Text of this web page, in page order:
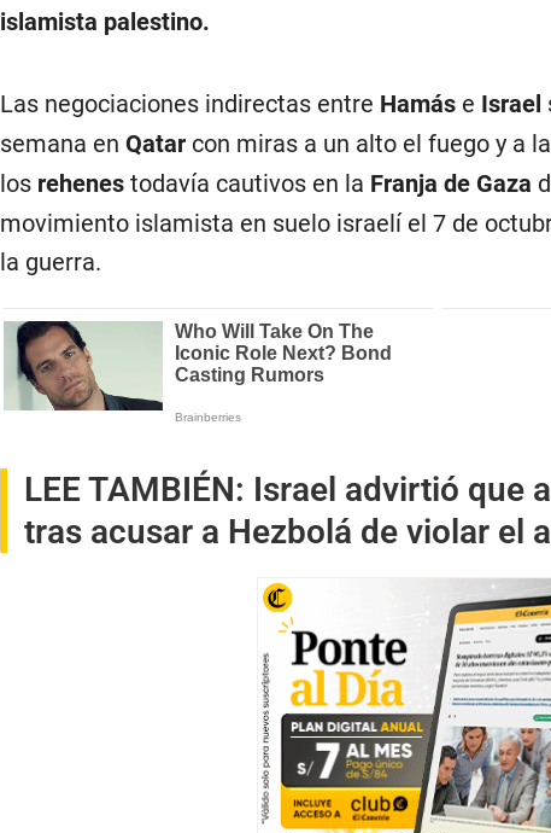
islamista palestino.
Las negociaciones indirectas entre Hamáse Israel
semana en Qatar con miras a un alto el fuego y a
los rehenestodavía cautivos en la Franja de Gaza
movimiento islamista en suelo israelí el 7 de
la guerra.
LEE TAMBIÉN: Israel advirtió que
tras acusar a Hezbolá de violar el